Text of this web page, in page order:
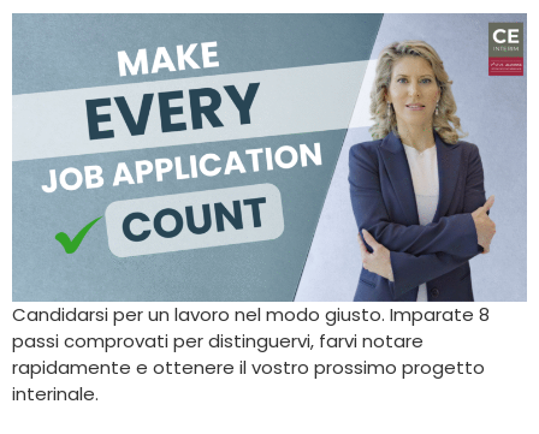
Candidarsi per un lavoro nel modo giusto. Imparate 8
passi comprovati per distinguervi, farvi notare
rapidamente e ottenere il vostro prossimo progetto
interinale.